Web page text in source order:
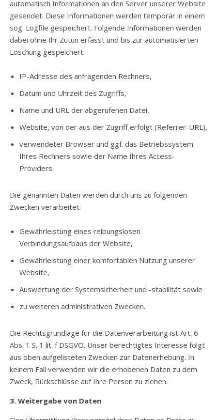
automatisch Informationen an den Server unserer Website
gesendet. Diese Informationen werden temporär in einem
sog. Logfile gespeichert. Folgende Informationen werden
dabei ohne Ihr Zutun erfasst und bis zur automatisierten
Löschung gespeichert:
IP-Adresse des anfragenden Rechners,
Datum und Uhrzeit des Zugriffs,
Name und URL der abgerufenen Datei,
Website, von der aus der Zugriff erfolgt (Referrer-URL),
verwendeter Browser und ggf. das Betriebssystem
Ihres Rechners sowie der Name Ihres Access-
Providers.
Die genannten Daten werden durch uns zu folgenden
Zwecken verarbeitet:
Gewährleistung eines reibungslosen
Verbindungsaufbaus der Website,
Gewährleistung einer komfortablen Nutzung unserer
Website,
Auswertung der Systemsicherheit und -stabilität sowie
zu weiteren administrativen Zwecken.
Die Rechtsgrundlage für die Datenverarbeitung ist Art. 6
Abs. 1 S. 1 lit. f DSGVO. Unser berechtigtes Interesse folgt
aus oben aufgelisteten Zwecken zur Datenerhebung. In
keinem Fall verwenden wir die erhobenen Daten zu dem
Zweck, Rückschlüsse auf Ihre Person zu ziehen.
3. Weitergabe von Daten